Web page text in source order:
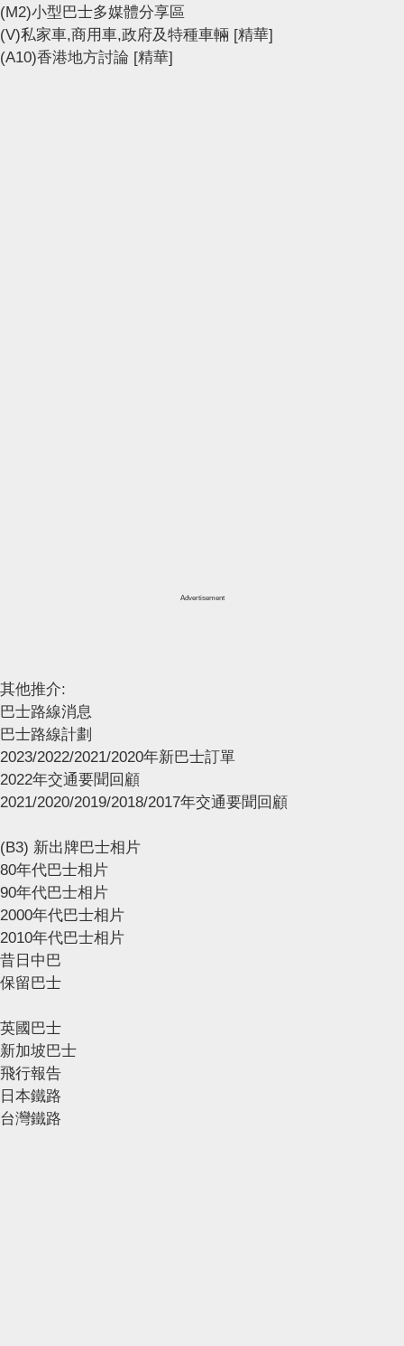
(M2)小型巴士多媒體分享區
(V)私家車,商用車,政府及特種車輛 [精華]
(A10)香港地方討論 [精華]
Advertisement
其他推介:
巴士路線消息
巴士路線計劃
2023/2022/2021/2020年新巴士訂單
2022年交通要聞回顧
2021/2020/2019/2018/2017年交通要聞回顧
(B3) 新出牌巴士相片
80年代巴士相片
90年代巴士相片
2000年代巴士相片
2010年代巴士相片
昔日中巴
保留巴士
英國巴士
新加坡巴士
飛行報告
日本鐵路
台灣鐵路